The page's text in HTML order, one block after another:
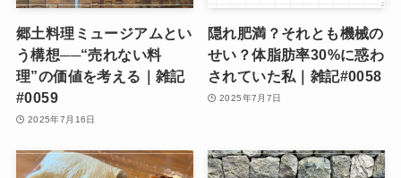
郷土料理ミュージアムとい
う構想──“売れない料
理”の価値を考える｜雑記
#0059
2025年7月16日
隠れ肥満？それとも機械の
せい？体脂肪率30%に惑わ
されていた私｜雑記#0058
2025年7月7日